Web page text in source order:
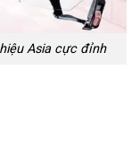
Asia cực đỉnh